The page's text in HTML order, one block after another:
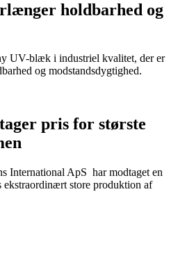
holdbarhed og
UV-blæk i industriel kvalitet, der er
og modstandsdygtighed.
pris for største
International ApS har modtaget en
ekstraordinært store produktion af